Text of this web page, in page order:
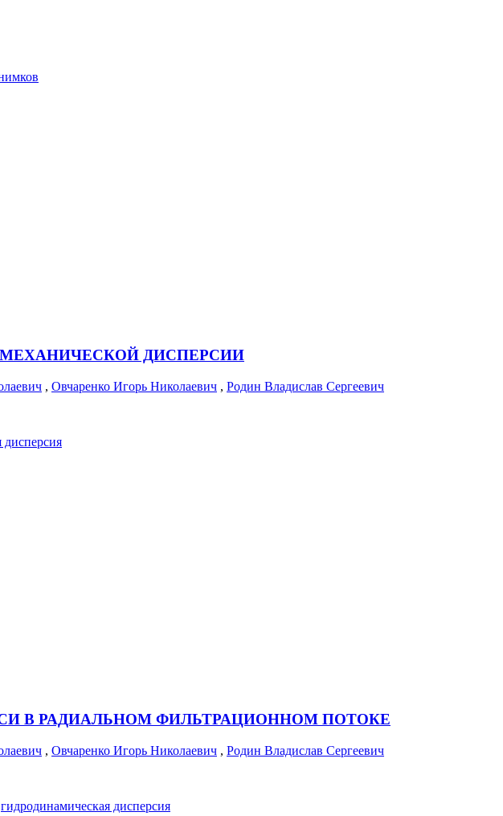
ДИСПЕРСИИ
, Овчаренко Игорь Николаевич , Родин Владислав Сергеевич
дисперсия
В РАДИАЛЬНОМ ФИЛЬТРАЦИОННОМ ПОТОКЕ
, Овчаренко Игорь Николаевич , Родин Владислав Сергеевич
гидродинамическая дисперсия